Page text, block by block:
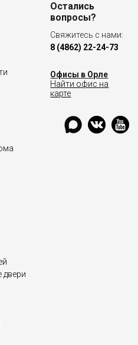
двери
Остались
вопросы?
Свяжитесь с нами:
8 (4862) 22-24-73
Офисы в Орле
Найти офис на
карте